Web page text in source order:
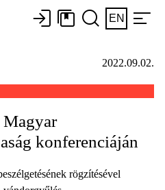
EN
2022.09.02.
Magyar
konferenciáján
rögzítésével